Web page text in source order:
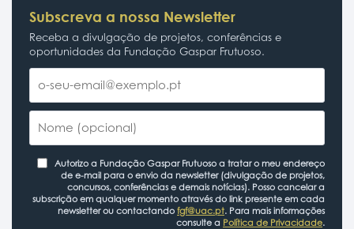
Subscreva a nossa Newsletter
Receba a divulgação de projetos, conferências e
oportunidades da Fundação Gaspar Frutuoso.
Autorizo a Fundação Gaspar Frutuoso a tratar o meu endereço
de e-mail para o envio da newsletter (divulgação de projetos,
concursos, conferências e demais notícias). Posso cancelar a
subscrição em qualquer momento através do link presente em cada
newsletter ou contactando fgf@uac.pt. Para mais informações
consulte a Política de Privacidade.